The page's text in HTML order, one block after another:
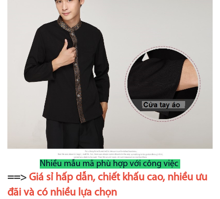
Nhiều mẫu mã phù hợp với công việc
==> Giá sỉ hấp dẫn, chiết khấu cao, nhiều ưu
đãi và có nhiều lựa chọn